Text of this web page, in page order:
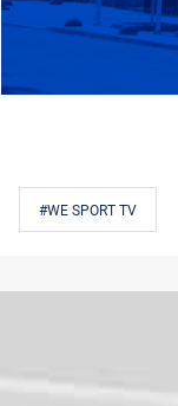
#WE SPORT TV